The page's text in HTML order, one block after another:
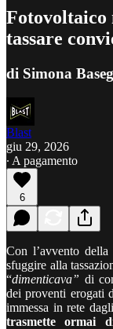
Fotovoltaico
tassare
di Simona
Blast
giu 29, 2026
∙ A pagamento
6
Con l’avvento della
sfuggire alla
“dimenticava” di
dei proventi erogati
immessa in rete
trasmette ormai